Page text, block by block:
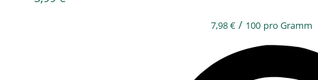
7,98€ / 100 pro Gramm